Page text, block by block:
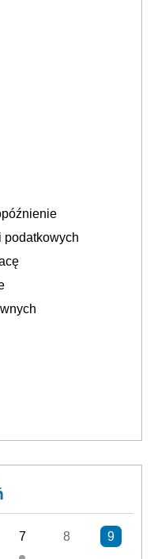
podatkowych
7 8 9